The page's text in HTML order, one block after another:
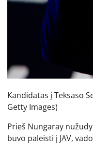
Kandidatas į Teksaso
Getty Images)
Prieš Nungaray
buvo paleisti į JAV,